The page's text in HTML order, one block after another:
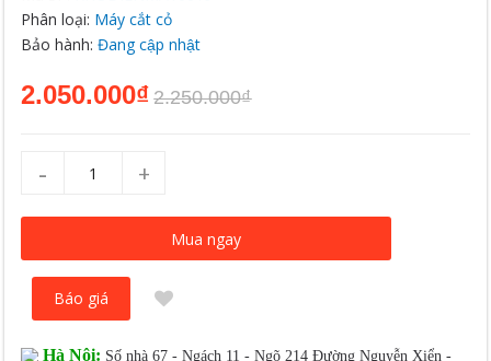
Phân loại: Máy cắt cỏ
Bảo hành:Đang cập nhật
2.050.000₫ 2.250.000₫
- +
Mua ngay
Báo giá
Hà Nội: Số nhà 67 - Ngách 11 - Ngõ 214 Đường Nguyễn Xiển -